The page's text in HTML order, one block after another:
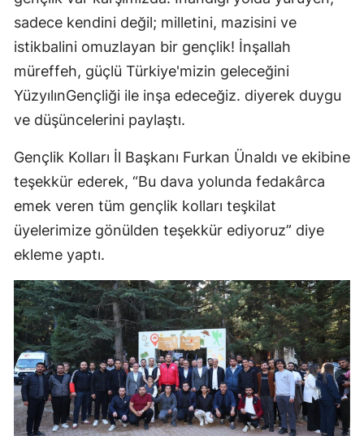
sadece kendini değil; milletini, mazisini ve
istikbalini omuzlayan bir gençlik! İnşallah
müreffeh, güçlü Türkiye'mizin geleceğini
YüzyılınGençliği ile inşa edeceğiz. diyerek duygu
ve düşüncelerini paylaştı.
Gençlik Kolları İl Başkanı Furkan Ünaldı ve ekibine
teşekkür ederek, “Bu dava yolunda fedakârca
emek veren tüm gençlik kolları teşkilat
üyelerimize gönülden teşekkür ediyoruz” diye
ekleme yaptı.